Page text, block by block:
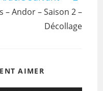
– Andor – Saison 2 –
Décollage
AIMER